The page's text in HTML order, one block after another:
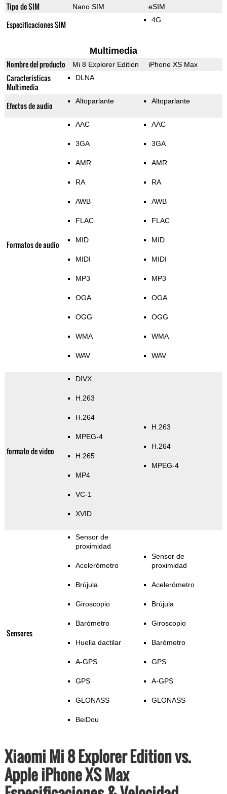
Tipo de SIM Nano SIM eSIM
Especificaciones SIM 4G
Multimedia
Nombre del producto Mi 8 Explorer Edition iPhone XS Max
Características
Multimedia
DLNA
Efectos de audio Altoparlante Altoparlante
Formatos de audio
AAC
3GA
AMR
RA
AWB
FLAC
MID
MIDI
MP3
OGA
OGG
WMA
WAV
AAC
3GA
AMR
RA
AWB
FLAC
MID
MIDI
MP3
OGA
OGG
WMA
WAV
formato de video
DIVX
H.263
H.264
MPEG-4
H.265
MP4
VC-1
XVID
H.263
H.264
MPEG-4
Sensores
Sensor de
proximidad
Acelerómetro
Brújula
Giroscopio
Barómetro
Huella dactilar
A-GPS
GPS
GLONASS
BeiDou
Sensor de
proximidad
Acelerómetro
Brújula
Giroscopio
Barómetro
GPS
A-GPS
GLONASS
Xiaomi Mi 8 Explorer Edition vs.
Apple iPhone XS Max